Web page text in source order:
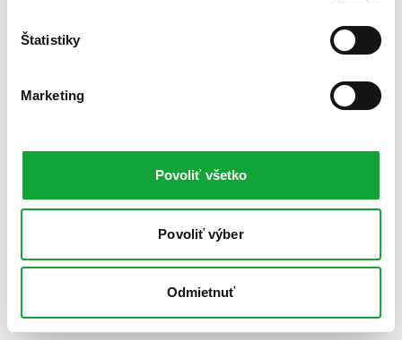
Štatistiky
Marketing
Povoliť všetko
Povoliť výber
Odmietnuť